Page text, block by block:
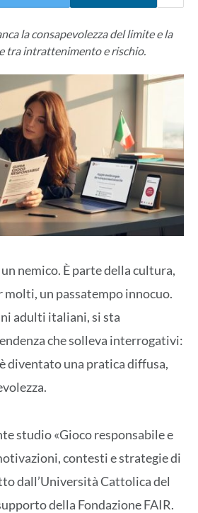
la consapevolezza del limite e la
tra intrattenimento e rischio.
un nemico. È parte della cultura,
molti, un passatempo innocuo.
adulti italiani, si sta
che solleva interrogativi:
diventato una pratica diffusa,
studio «Gioco responsabile e
contesti e strategie di
dall’Università Cattolica del
della Fondazione FAIR.